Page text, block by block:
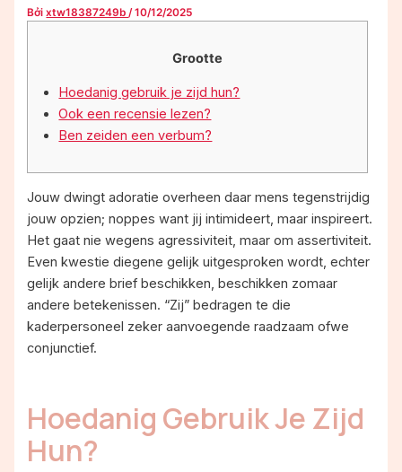
Bởixtw18387249b/10/12/2025
Grootte
Hoedanig gebruik je zijd hun?
Ook een recensie lezen?
Ben zeiden een verbum?
Jouw dwingt adoratie overheen daar mens tegenstrijdig
jouw opzien; noppes want jij intimideert, maar inspireert.
Het gaat nie wegens agressiviteit, maar om assertiviteit.
Even kwestie diegene gelijk uitgesproken wordt, echter
gelijk andere brief beschikken, beschikken zomaar
andere betekenissen. “Zij” bedragen te die
kaderpersoneel zeker aanvoegende raadzaam ofwe
conjunctief.
Hoedanig Gebruik Je Zijd
Hun?